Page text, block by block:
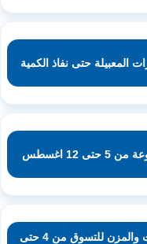
المعبيلة حتى نفاذ الكمية
12 اغسطس
عروض القوت هايبر ماركت والمزن للتسوق من 4 حتى